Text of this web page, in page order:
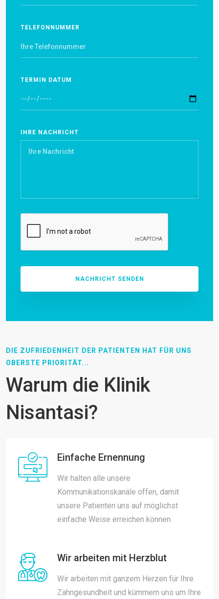
TELEFONNUMMER
TERMIN DATUM
IHRE NACHRICHT
DIE ZUFRIEDENHEIT DER PATIENTEN HAT FÜR UNS
OBERSTE PRIORITÄT...
Warum die Klinik
Nisantasi?
Einfache Ernennung
Wir halten alle unsere
Kommunikationskanäle offen, damit
unsere Patienten uns auf möglichst
einfache Weise erreichen können.
Wir arbeiten mit Herzblut
Wir arbeiten mit ganzem Herzen für Ihre
Zahngesundheit und kümmern uns um Ihre